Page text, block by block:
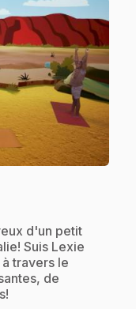
d'un petit
Suis Lexie
travers le
de